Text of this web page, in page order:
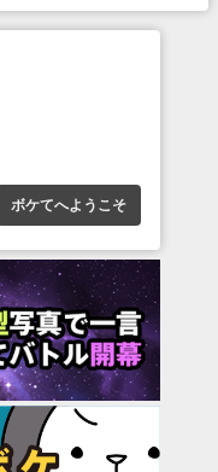
ボケてへようこそ